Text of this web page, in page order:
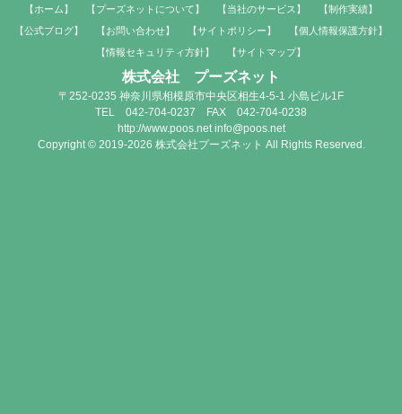
【ホーム】 【プーズネットについて】 【当社のサービス】
【制作実績】
【公式ブログ】
【お問い合わせ】 【サイトポリシー】
【個人情報保護方針】
【情報セキュリティ方針】
【サイトマップ】
株式会社 プーズネット
〒252-0235 神奈川県相模原市中央区相生4-5-1 小島ビル1F
TEL 042-704-0237 FAX 042-704-0238
http://www.poos.net info@poos.net
Copyright © 2019-2026 株式会社プーズネット All Rights Reserved.